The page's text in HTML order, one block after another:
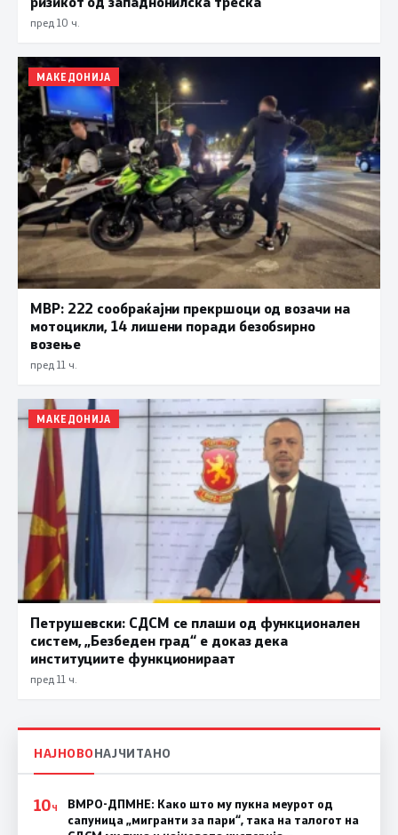
пред 10 ч.
МАКЕДОНИЈА
МВР: 222 сообраќајни прекршоци од возачи на
мотоцикли, 14 лишени поради безобѕирно
возење
пред 11 ч.
МАКЕДОНИЈА
Петрушевски: СДСМ се плаши од функционален
систем, „Безбеден град“ е доказ дека
институциите функционираат
пред 11 ч.
НАЈНОВОНАЈЧИТАНО
10Ч
ВМРО-ДПМНЕ: Како што му пукна меурот од
сапуница „мигранти за пари“, така на талогот на